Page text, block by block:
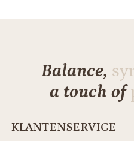
Balance,
a touch of
KLANTENSERVICE